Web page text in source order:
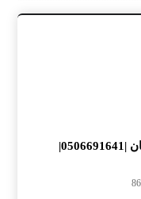
شركة تركيب سيراميك في عجمان |0506691641|
86